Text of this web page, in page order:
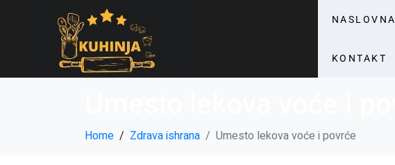
NASLOVNA
KONTAKT
Home Zdrava ishrana Umesto lekova voće i povrće